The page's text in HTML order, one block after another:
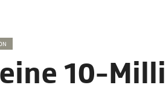
10-